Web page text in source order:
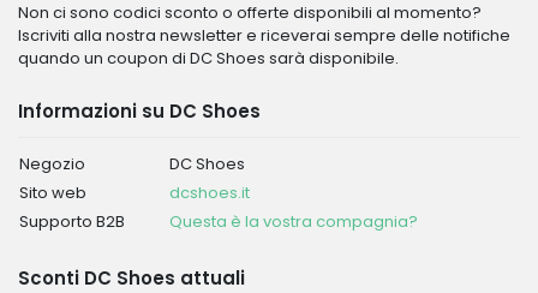
Non ci sono codici sconto o offerte disponibili al momento?
Iscriviti alla nostra newsletter e riceverai sempre delle notifiche
quando un coupon di DC Shoes sarà disponibile.
Informazioni su DC Shoes
Negozio
DC Shoes
Sito web
dcshoes.it
Supporto B2B
Questa è la vostra compagnia?
Sconti DC Shoes attuali